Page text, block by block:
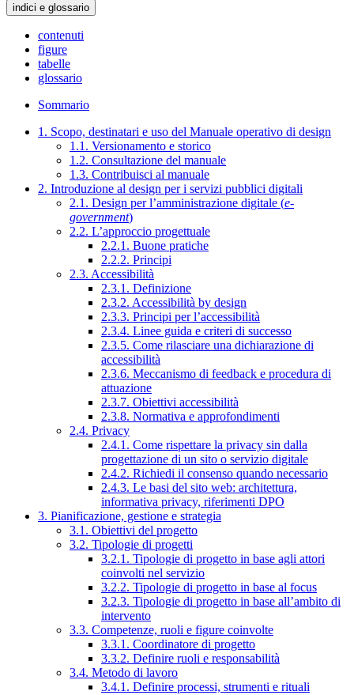
indici e glossario
contenuti
figure
tabelle
glossario
Sommario
1. Scopo, destinatari e uso del Manuale operativo di design
1.1. Versionamento e storico
1.2. Consultazione del manuale
1.3. Contribuisci al manuale
2. Introduzione al design per i servizi pubblici digitali
2.1. Design per l’amministrazione digitale (e-
government)
2.2. L’approccio progettuale
2.2.1. Buone pratiche
2.2.2. Principi
2.3. Accessibilità
2.3.1. Definizione
2.3.2. Accessibilità by design
2.3.3. Principi per l’accessibilità
2.3.4. Linee guida e criteri di successo
2.3.5. Come rilasciare una dichiarazione di
accessibilità
2.3.6. Meccanismo di feedback e procedura di
attuazione
2.3.7. Obiettivi accessibilità
2.3.8. Normativa e approfondimenti
2.4. Privacy
2.4.1. Come rispettare la privacy sin dalla
progettazione di un sito o servizio digitale
2.4.2. Richiedi il consenso quando necessario
2.4.3. Le basi del sito web: architettura,
informativa privacy, riferimenti DPO
3. Pianificazione, gestione e strategia
3.1. Obiettivi del progetto
3.2. Tipologie di progetti
3.2.1. Tipologie di progetto in base agli attori
coinvolti nel servizio
3.2.2. Tipologie di progetto in base al focus
3.2.3. Tipologie di progetto in base all’ambito di
intervento
3.3. Competenze, ruoli e figure coinvolte
3.3.1. Coordinatore di progetto
3.3.2. Definire ruoli e responsabilità
3.4. Metodo di lavoro
3.4.1. Definire processi, strumenti e rituali